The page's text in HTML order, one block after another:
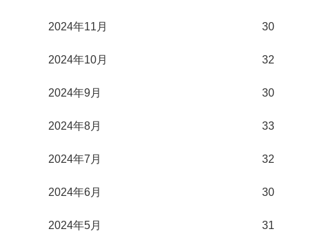
2024年11月 30
2024年10月 32
2024年9月 30
2024年8月 33
2024年7月 32
2024年6月 30
2024年5月 31